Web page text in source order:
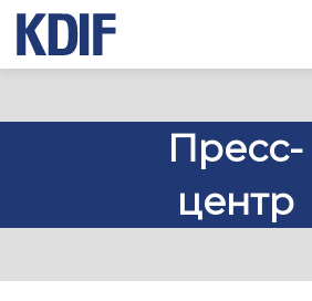
Пресс-
центр